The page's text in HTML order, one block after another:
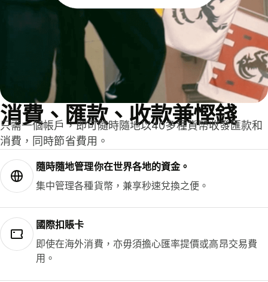
消費、匯款、收款兼慳錢
只需一個帳戶，即可隨時隨地以40多種貨幣收發匯款和
消費，同時節省費用。
隨時隨地管理你在世界各地的資金。
集中管理各種貨幣，兼享秒速兌換之便。
國際扣賬卡
即使在海外消費，亦毋須擔心匯率提價或高昂交易費
用。